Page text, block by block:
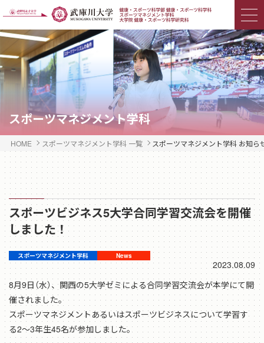
スポーツマネジメント学科
HOME スポーツマネジメント学科 一覧 スポーツマネジメント学科 お知ら
スポーツビジネス5大学合同学習交流会を開催
しました！
2023.08.09
8月9日（水）、関西の5大学ゼミによる合同学習交流会が本学にて開
催されました。
スポーツマネジメントあるいはスポーツビジネスについて学習す
る2〜3年生45名が参加しました。